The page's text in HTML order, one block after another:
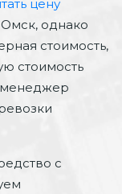
цену
однако
стоимость,
стоимость
менеджер
с